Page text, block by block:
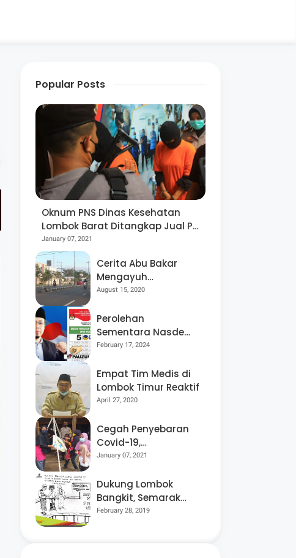
Popular Posts
Oknum PNS Dinas Kesehatan
Lombok Barat Ditangkap Jual Pil
Ekstasi
January 07, 2021
Cerita Abu Bakar
Mengayuh
Sepedanya Selama
Menggelorakan
Kemerdekaan
August 15, 2020
Perolehan
Sementara Nasdem
Lobar Tertinggi,
Berpeluang “Rebut”
Kursi Dapil 3
February 17, 2024
Empat Tim Medis di
Lombok Timur Reaktif
April 27, 2020
Cegah Penyebaran
Covid-19,
Bhabinkamtibmas
Kegiatan Posyandu
January 07, 2021
Dukung Lombok
Bangkit, Semarak
Pesta Rakyat
February 28, 2019